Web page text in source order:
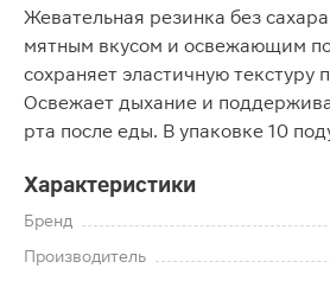
Жевательная резинка без
мятным вкусом и освежающим
сохраняет эластичную текстуру
Освежает дыхание и
рта после еды. В упаковке 10
Характеристики
Бренд
Производитель